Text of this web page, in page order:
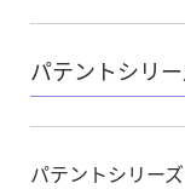
パテントシリ
パテントシリー